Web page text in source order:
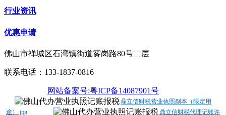
行业资讯
优惠申请
佛山市禅城区石湾镇街道雾岗路80号二层
联系电话：133-1837-0816
网站备案号:粤ICP备14087901号
鼎立信财税营业执照副本（限定用
途）.jpg
鼎立信财税代理记账许